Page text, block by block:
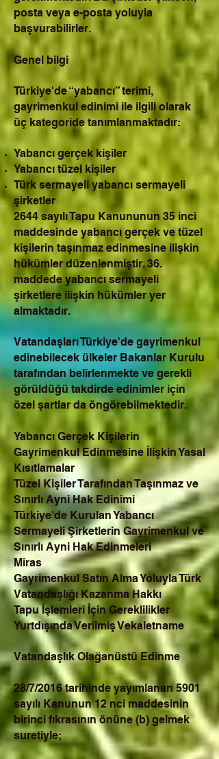
posta veya e-posta yoluyla
başvurabilirler.
Genel bilgi
Türkiye'de “yabancı” terimi,
gayrimenkul edinimi ile ilgili olarak
üç kategoride tanımlanmaktadır:
Yabancı gerçek kişiler
Yabancı tüzel kişiler
Türk sermayeli yabancı sermayeli
şirketler
2644 sayılı Tapu Kanununun 35 inci
maddesinde yabancı gerçek ve tüzel
kişilerin taşınmaz edinmesine ilişkin
hükümler düzenlenmiştir. 36.
maddede yabancı sermayeli
şirketlere ilişkin hükümler yer
almaktadır.
Vatandaşları Türkiye'de gayrimenkul
edinebilecek ülkeler Bakanlar Kurulu
tarafından belirlenmekte ve gerekli
görüldüğü takdirde edinimler için
özel şartlar da öngörebilmektedir.
Yabancı Gerçek Kişilerin
Gayrimenkul Edinmesine İlişkin Yasal
Kısıtlamalar
Tüzel Kişiler Tarafından Taşınmaz ve
Sınırlı Ayni Hak Edinimi
Türkiye'de Kurulan Yabancı
Sermayeli Şirketlerin Gayrimenkul ve
Sınırlı Ayni Hak Edinmeleri
Miras
Gayrimenkul Satın Alma Yoluyla Türk
Vatandaşlığı Kazanma Hakkı
Tapu İşlemleri İçin Gereklilikler
Yurtdışında Verilmiş Vekaletname
Vatandaşlık Olağanüstü Edinme
28/7/2016 tarihinde yayımlanan 5901
sayılı Kanunun 12 nci maddesinin
birinci fıkrasının önüne (b) gelmek
suretiyle;